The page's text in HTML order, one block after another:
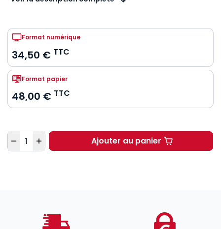
Format numérique
34,50 € TTC
Format papier
48,00 € TTC
Quantité Ajouter au panierDroit d'auteur et